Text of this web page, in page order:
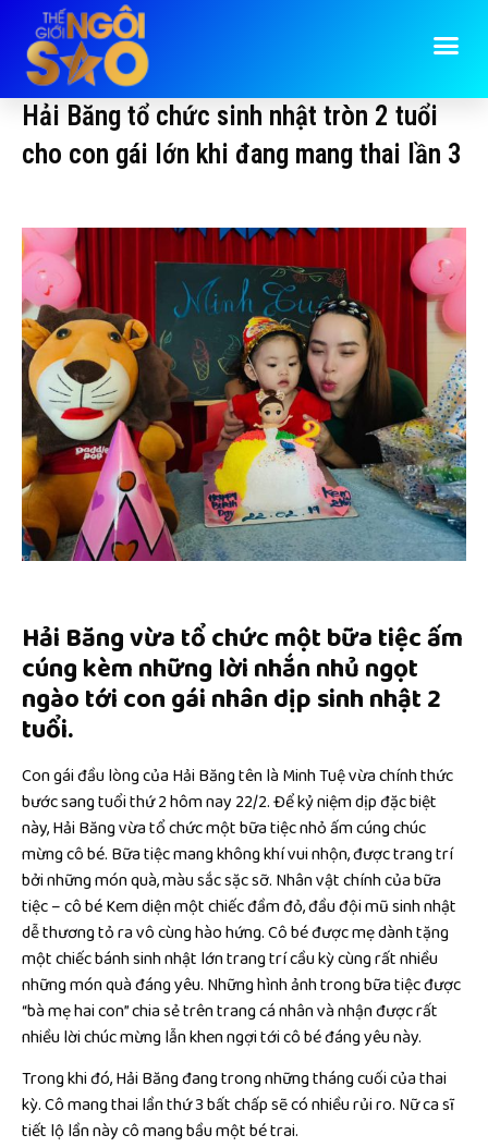
Hải Băng tổ chức sinh nhật tròn 2 tuổi
cho con gái lớn khi đang mang thai lần 3
Hải Băng vừa tổ chức một bữa tiệc ấm
cúng kèm những lời nhắn nhủ ngọt
ngào tới con gái nhân dịp sinh nhật 2
tuổi.
Con gái đầu lòng của Hải Băng tên là Minh Tuệ vừa chính thức
bước sang tuổi thứ 2 hôm nay 22/2. Để kỷ niệm dịp đặc biệt
này, Hải Băng vừa tổ chức một bữa tiệc nhỏ ấm cúng chúc
mừng cô bé. Bữa tiệc mang không khí vui nhộn, được trang trí
bởi những món quà, màu sắc sặc sỡ. Nhân vật chính của bữa
tiệc – cô bé Kem diện một chiếc đầm đỏ, đầu đội mũ sinh nhật
dễ thương tỏ ra vô cùng hào hứng. Cô bé được mẹ dành tặng
một chiếc bánh sinh nhật lớn trang trí cầu kỳ cùng rất nhiều
những món quà đáng yêu. Những hình ảnh trong bữa tiệc được
“bà mẹ hai con” chia sẻ trên trang cá nhân và nhận được rất
nhiều lời chúc mừng lẫn khen ngợi tới cô bé đáng yêu này.
Trong khi đó, Hải Băng đang trong những tháng cuối của thai
kỳ. Cô mang thai lần thứ 3 bất chấp sẽ có nhiều rủi ro. Nữ ca sĩ
tiết lộ lần này cô mang bầu một bé trai.